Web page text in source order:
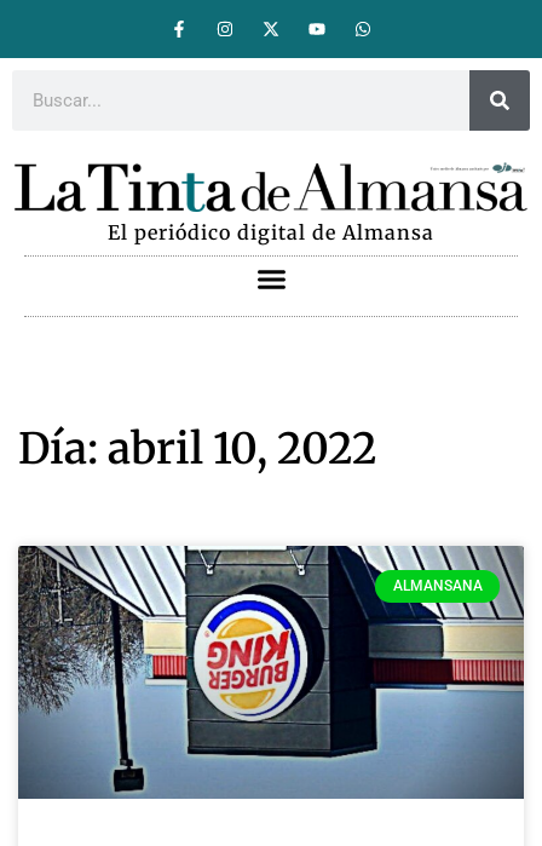
El periódico digital de Almansa
Día: abril 10, 2022
ALMANSANA